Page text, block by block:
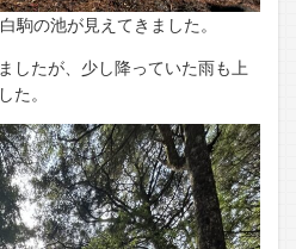
駒の池が見えてきました。
したが、少し降っていた雨も上
た。